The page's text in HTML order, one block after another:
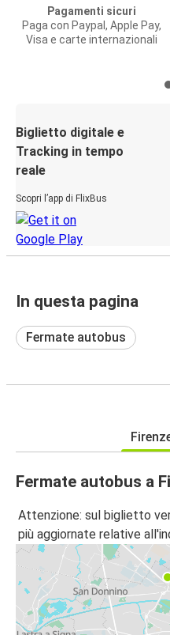
Pagamenti sicuri
Paga con Paypal, Apple Pay,
Visa e carte internazionali
Biglietto digitale e
Tracking in tempo
reale
Scopri l’app di FlixBus
In questa pagina
Fermate autobus
Fermate autobus a
Attenzione: sul biglietto
più aggiornate relative